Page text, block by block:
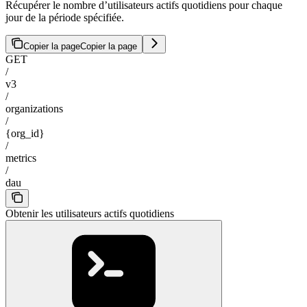
Récupérer le nombre d’utilisateurs actifs quotidiens pour chaque
jour de la période spécifiée.
Copier la pageCopier la page
GET
/
v3
/
organizations
/
{org_id}
/
metrics
/
dau
Obtenir les utilisateurs actifs quotidiens